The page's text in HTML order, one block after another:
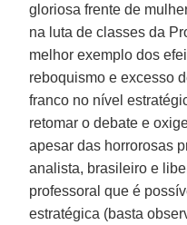
gloriosa frente de
na luta de classes da
melhor exemplo dos
reboquismo e excesso
franco no nível
retomar o debate e
apesar das horrorosas
analista, brasileiro e
professoral que é
estratégica (basta